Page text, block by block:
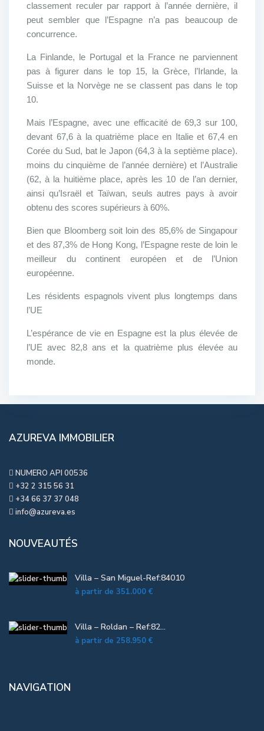
classement reculer par rapport à l’année dernière, il
peut sembler que l’Espagne n’a pas beaucoup de
concurrence.
La Finlande, le Portugal et la France ne parviennent
pas à figurer dans le top 15, la Grèce, l’Irlande, la
Suisse et la Norvège ne se classent pas dans le top
10.
Mais l’Espagne, avec une efficacité de 69,3 sur 100,
devant 67,6 à la quatrième place en Italie et 67,4 en
Corée du Sud, bat le Japon (64,3 à la septième place).
moins du cinquième de l’année dernière) et l’Australie
(62, à la huitième place, après les 10 de l’an dernier,
ainsi qu’Israël et Taïwan, seuls autres pays à avoir
obtenu des scores supérieurs à 60%.
Bien que Bloomberg soit loin des 85,6% de Singapour
et des 87,3% de Hong Kong, l’Espagne reste de loin le
meilleur du continent européen et de l’Union
européenne.
Les résidents espagnols vivent plus longtemps dans
l’UE
L’espérance de vie en Espagne est la plus élevée de
l’UE avec 82,8 ans et la quatrième plus élevée au
monde.
AZUREVA IMMOBILIER
NUMERO API 00536
+32 2 315 56 31
+34 66 37 37 048
info@azureva.es
NOUVEAUTÉS
Villa – San Miguel-Ref:84010
à partir de 351.000 €
Villa – Roldan – Ref:82...
à partir de 258.950 €
NAVIGATION